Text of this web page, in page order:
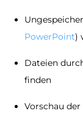
PowerPoint)
Dateien
finden
Vorschau